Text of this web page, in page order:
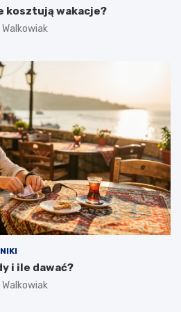
kosztują wakacje?
i ile dawać?